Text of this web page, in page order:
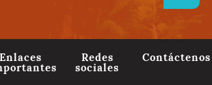
Enlaces Redes
sociales
Contáctenos